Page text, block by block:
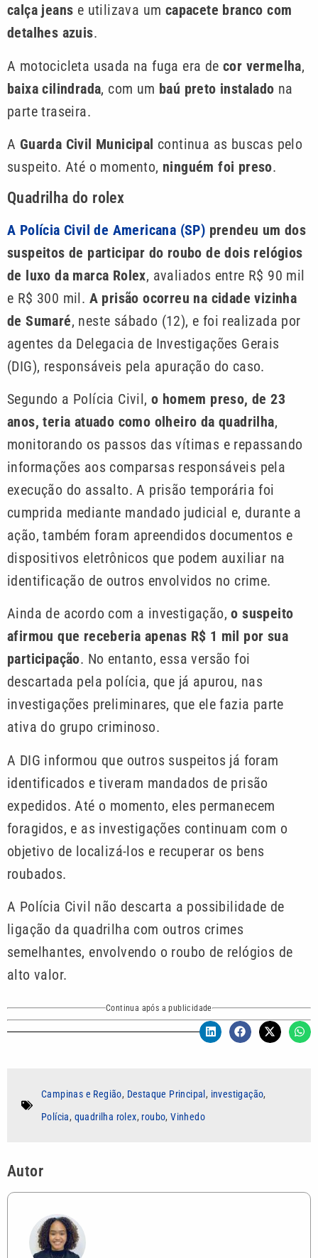
calça jeans e utilizava um capacete branco com
detalhes azuis.
A motocicleta usada na fuga era de cor vermelha,
baixa cilindrada, com um baú preto instalado na
parte traseira.
A Guarda Civil Municipal continua as buscas pelo
suspeito. Até o momento, ninguém foi preso.
Quadrilha do rolex
A Polícia Civil de Americana (SP) prendeu um dos
suspeitos de participar do roubo de dois relógios
de luxo da marca Rolex, avaliados entre R$ 90 mil
e R$ 300 mil. A prisão ocorreu na cidade vizinha
de Sumaré, neste sábado (12), e foi realizada por
agentes da Delegacia de Investigações Gerais
(DIG), responsáveis pela apuração do caso.
Segundo a Polícia Civil, o homem preso, de 23
anos, teria atuado como olheiro da quadrilha,
monitorando os passos das vítimas e repassando
informações aos comparsas responsáveis pela
execução do assalto. A prisão temporária foi
cumprida mediante mandado judicial e, durante a
ação, também foram apreendidos documentos e
dispositivos eletrônicos que podem auxiliar na
identificação de outros envolvidos no crime.
Ainda de acordo com a investigação,o suspeito
afirmou que receberia apenas R$ 1 mil por sua
participação. No entanto, essa versão foi
descartada pela polícia, que já apurou, nas
investigações preliminares, que ele fazia parte
ativa do grupo criminoso.
A DIG informou que outros suspeitos já foram
identificados e tiveram mandados de prisão
expedidos. Até o momento, eles permanecem
foragidos, e as investigações continuam com o
objetivo de localizá-los e recuperar os bens
roubados.
A Polícia Civil não descarta a possibilidade de
ligação da quadrilha com outros crimes
semelhantes, envolvendo o roubo de relógios de
alto valor.
Continua após a publicidade
Campinas e Região, Destaque Principal , investigação,
Polícia, quadrilha rolex, roubo,Vinhedo
Autor